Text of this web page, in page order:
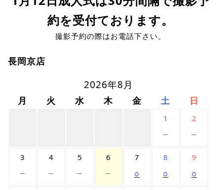
約を受付ております。
撮影予約の際はお電話下さい。
長岡京店
2026年8月
月 火 水 木 金 土 日
1
－
2
－
3
－
4
－
5
－
6
－
7
○
8
○
9
○